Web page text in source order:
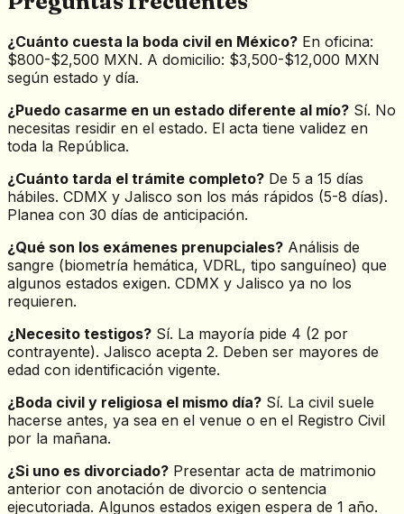
¿Cuánto cuesta la boda civil en México? En oficina:
$800-$2,500 MXN. A domicilio: $3,500-$12,000 MXN
según estado y día.
¿Puedo casarme en un estado diferente al mío? Sí. No
necesitas residir en el estado. El acta tiene validez en
toda la República.
¿Cuánto tarda el trámite completo? De 5 a 15 días
hábiles. CDMX y Jalisco son los más rápidos (5-8 días).
Planea con 30 días de anticipación.
¿Qué son los exámenes prenupciales? Análisis de
sangre (biometría hemática, VDRL, tipo sanguíneo) que
algunos estados exigen. CDMX y Jalisco ya no los
requieren.
¿Necesito testigos? Sí. La mayoría pide 4 (2 por
contrayente). Jalisco acepta 2. Deben ser mayores de
edad con identificación vigente.
¿Boda civil y religiosa el mismo día? Sí. La civil suele
hacerse antes, ya sea en el venue o en el Registro Civil
por la mañana.
¿Si uno es divorciado? Presentar acta de matrimonio
anterior con anotación de divorcio o sentencia
ejecutoriada. Algunos estados exigen espera de 1 año.